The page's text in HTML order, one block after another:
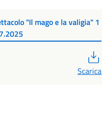
"Il mago e la valigia" 1
Scarica